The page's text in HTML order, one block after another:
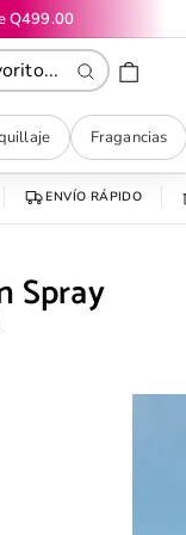
Q499.00
Buscar
Fragancias
ENVÍO RÁPIDO
Spray